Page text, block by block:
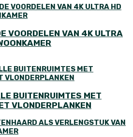
VOORDELEN VAN 4K ULTRA
BUITENRUIMTES MET
VLONDERPLANKEN